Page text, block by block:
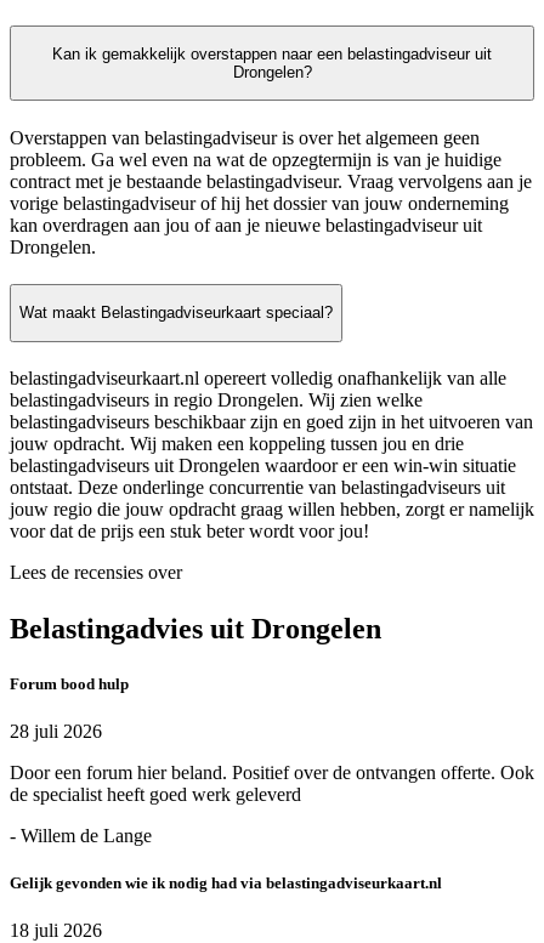
Kan ik gemakkelijk overstappen naar een belastingadviseur uit
Drongelen?
Overstappen van belastingadviseur is over het algemeen geen
probleem. Ga wel even na wat de opzegtermijn is van je huidige
contract met je bestaande belastingadviseur. Vraag vervolgens aan je
vorige belastingadviseur of hij het dossier van jouw onderneming
kan overdragen aan jou of aan je nieuwe belastingadviseur uit
Drongelen.
Wat maakt Belastingadviseurkaart speciaal?
belastingadviseurkaart.nl opereert volledig onafhankelijk van alle
belastingadviseurs in regio Drongelen. Wij zien welke
belastingadviseurs beschikbaar zijn en goed zijn in het uitvoeren van
jouw opdracht. Wij maken een koppeling tussen jou en drie
belastingadviseurs uit Drongelen waardoor er een win-win situatie
ontstaat. Deze onderlinge concurrentie van belastingadviseurs uit
jouw regio die jouw opdracht graag willen hebben, zorgt er namelijk
voor dat de prijs een stuk beter wordt voor jou!
Lees de recensies over
Belastingadvies uit Drongelen
Forum bood hulp
28 juli 2026
Door een forum hier beland. Positief over de ontvangen offerte. Ook
de specialist heeft goed werk geleverd
- Willem de Lange
Gelijk gevonden wie ik nodig had via belastingadviseurkaart.nl
18 juli 2026